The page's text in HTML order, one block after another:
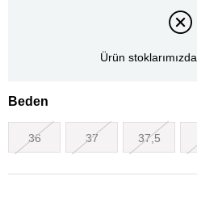
Ürün
Beden
36 37 37,5